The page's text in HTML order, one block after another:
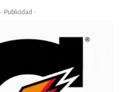
- Publicidad -